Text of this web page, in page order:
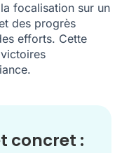
focalisation sur un
des progrès
efforts. Cette
concret :